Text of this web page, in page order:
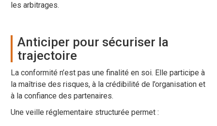
les arbitrages.
Anticiper pour sécuriser la
trajectoire
La conformité n’est pas une finalité en soi. Elle participe à
la maîtrise des risques, à la crédibilité de l’organisation et
à la confiance des partenaires.
Une veille réglementaire structurée permet :